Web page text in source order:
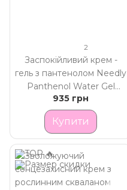
2
Заспокійливий крем -
гель з пантенолом Needly
Panthenol Water Gel
Cream
935 грн
Купити